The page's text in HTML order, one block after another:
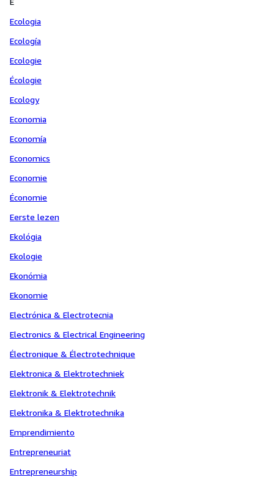
Ecologia
Ecología
Ecologie
Écologie
Ecology
Economia
Economía
Economics
Economie
Économie
Eerste lezen
Ekológia
Ekologie
Ekonómia
Ekonomie
Electrónica & Electrotecnia
Electronics & Electrical Engineering
Électronique & Électrotechnique
Elektronica & Elektrotechniek
Elektronik & Elektrotechnik
Elektronika & Elektrotechnika
Emprendimiento
Entrepreneuriat
Entrepreneurship